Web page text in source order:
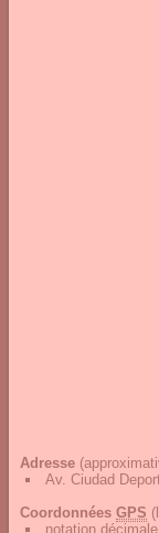
Adresse
Av. Ciudad
Coordonnées GPS
notation décimale